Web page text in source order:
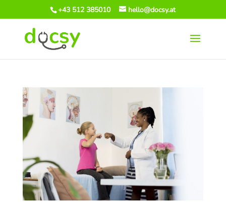
+43 512 385010 hello@docsy.at